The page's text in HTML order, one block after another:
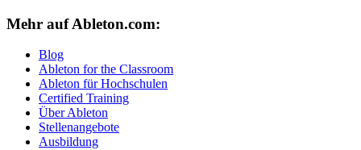
Mehr auf Ableton.com:
Blog
Ableton for the Classroom
Ableton für Hochschulen
Certified Training
Über Ableton
Stellenangebote
Ausbildung